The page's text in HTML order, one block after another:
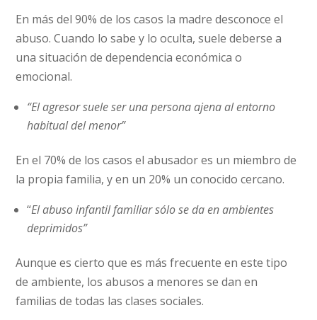
En más del 90% de los casos la madre desconoce el
abuso. Cuando lo sabe y lo oculta, suele deberse a
una situación de dependencia económica o
emocional.
“El agresor suele ser una persona ajena al entorno
habitual del menor”
En el 70% de los casos el abusador es un miembro de
la propia familia, y en un 20% un conocido cercano.
“El abuso infantil familiar sólo se da en ambientes
deprimidos”
Aunque es cierto que es más frecuente en este tipo
de ambiente, los abusos a menores se dan en
familias de todas las clases sociales.